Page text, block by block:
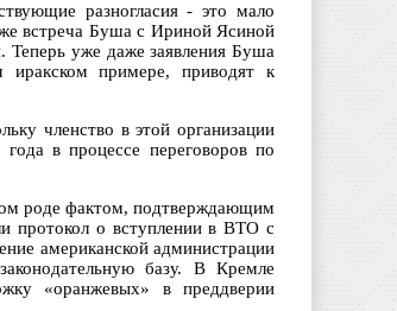
разногласия - это мало
встреча Буша с Ириной Ясиной
Теперь уже даже заявления Буша
иракском примере, приводят к
членство в этой организации
в процессе переговоров по
роде фактом, подтверждающим
протокол о вступлении в ВТО с
американской администрации
базу. В Кремле
«оранжевых» в преддверии